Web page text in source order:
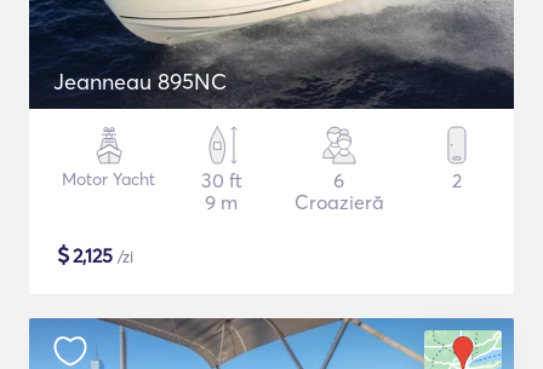
Jeanneau 895NC
Motor Yacht
30 ft
9 m
6
Croazieră
2
$2,125 /zi